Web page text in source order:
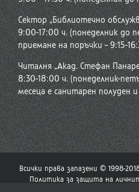
Сектор „Библиотечно
9:00-17:00 ч. (понеделник до
приемане на поръчки – 9:15-
Читалня „Акад. Стефан
8:30-18:00 ч. (понеделник-
месеца е санитарен полуден
Всички права запазени © 1998-
Политика за защита на